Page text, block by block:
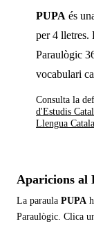
PUPA és
per 4 lletres.
Paraulògic
vocabulari
Consulta la
d'Estudis
Llengua
Aparicions al
La paraula PUPA
Paraulògic. Clica